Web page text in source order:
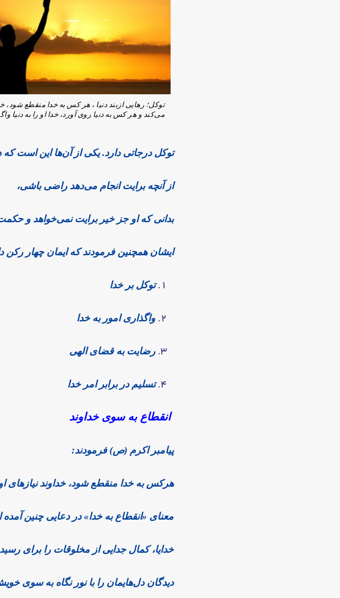
توکل؛ رهایی ازبند دنیا ، هر کس به خدا منقطع شود،
می‌کند و هر کس به دنیا روی آورد، خدا او را به دنیا
توکل درجاتی دارد. یکی از آن‌ها این است که
از آنچه برایت انجام می‌دهد راضی باشی،
بدانی که او جز خیر برایت نمی‌خواهد و
ایشان همچنین فرمودند که ایمان چهار رکن
توکل بر خدا
واگذاری امور به خدا
رضایت به قضای الهی
تسلیم در برابر امر خدا
انقطاع به سوی خداوند
پیامبر اکرم (ص) فرمودند:
هرکس به خدا منقطع شود، خداوند نیازهای
معنای «انقطاع به خدا» در دعایی چنین
خدایا، کمال جدایی از مخلوقات را برای
دیدگان دل‌هایمان را با نور نگاه به سوی